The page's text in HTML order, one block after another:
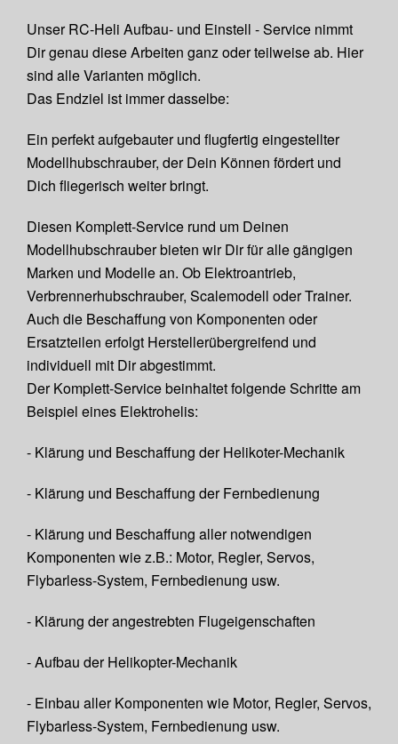
Unser RC-Heli Aufbau- und Einstell - Service nimmt
Dir genau diese Arbeiten ganz oder teilweise ab. Hier
sind alle Varianten möglich.
Das Endziel ist immer dasselbe:
Ein perfekt aufgebauter und flugfertig eingestellter
Modellhubschrauber, der Dein Können fördert und
Dich fliegerisch weiter bringt.
Diesen Komplett-Service rund um Deinen
Modellhubschrauber bieten wir Dir für alle gängigen
Marken und Modelle an. Ob Elektroantrieb,
Verbrennerhubschrauber, Scalemodell oder Trainer.
Auch die Beschaffung von Komponenten oder
Ersatzteilen erfolgt Herstellerübergreifend und
individuell mit Dir abgestimmt.
Der Komplett-Service beinhaltet folgende Schritte am
Beispiel eines Elektrohelis:
- Klärung und Beschaffung der Helikoter-Mechanik
- Klärung und Beschaffung der Fernbedienung
- Klärung und Beschaffung aller notwendigen
Komponenten wie z.B.: Motor, Regler, Servos,
Flybarless-System, Fernbedienung usw.
- Klärung der angestrebten Flugeigenschaften
- Aufbau der Helikopter-Mechanik
- Einbau aller Komponenten wie Motor, Regler, Servos,
Flybarless-System, Fernbedienung usw.